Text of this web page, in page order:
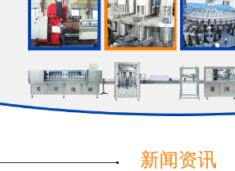
设备，随时提供细致周到的服务。
董事长王长河欢迎各界朋友前来参观指
展。
新闻资讯